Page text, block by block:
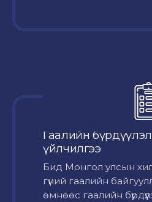
Гаалийн
үйлчилгээ
Бид Монгол улсын
гүний гаалийн
өмнөөс гаалийн